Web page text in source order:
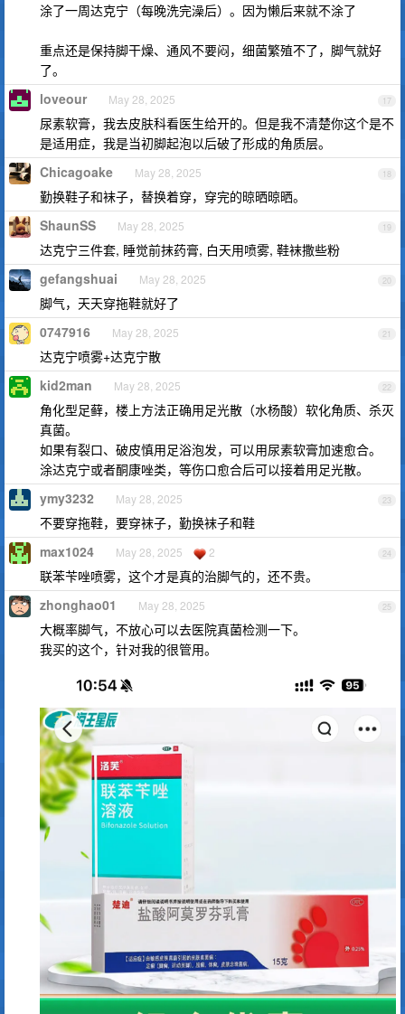
涂了一周达克宁（每晚洗完澡后）。因为懒后来就不涂了
重点还是保持脚干燥、通风不要闷，细菌繁殖不了，脚气就好
了。
17
loveour May 28, 2025
尿素软膏，我去皮肤科看医生给开的。但是我不清楚你这个是不
是适用症，我是当初脚起泡以后破了形成的角质层。
18
Chicagoake May 28, 2025
勤换鞋子和袜子，替换着穿，穿完的晾晒晾晒。
19
ShaunSS May 28, 2025
达克宁三件套, 睡觉前抹药膏, 白天用喷雾, 鞋袜撒些粉
20
gefangshuai May 28, 2025
脚气，天天穿拖鞋就好了
21
0747916 May 28, 2025
达克宁喷雾+达克宁散
22
kid2man May 28, 2025
角化型足藓，楼上方法正确用足光散（水杨酸）软化角质、杀灭
真菌。
如果有裂口、破皮慎用足浴泡发，可以用尿素软膏加速愈合。
涂达克宁或者酮康唑类，等伤口愈合后可以接着用足光散。
23
ymy3232 May 28, 2025
不要穿拖鞋，要穿袜子，勤换袜子和鞋
24
max1024 May 28, 2025 2
联苯苄唑喷雾，这个才是真的治脚气的，还不贵。
25
zhonghao01 May 28, 2025
大概率脚气，不放心可以去医院真菌检测一下。
我买的这个，针对我的很管用。